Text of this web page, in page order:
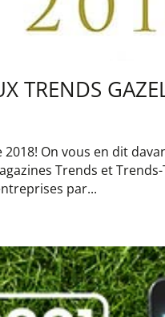
TRENDS
2018! On vous en dit
Trends et
par...